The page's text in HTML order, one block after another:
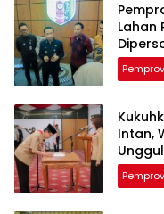
Lahan
Intan,